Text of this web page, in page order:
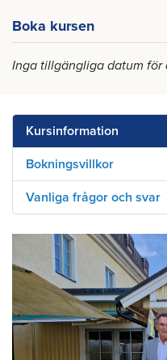
Boka kursen
Inga tillgängliga datum för
Kursinformation
Bokningsvillkor
Vanliga frågor och svar